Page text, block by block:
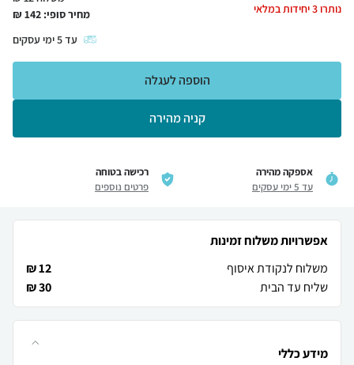
נותרו3יחידות במלאי
מחיר סופי: 142
₪
עד5ימי עסקים
קניה מהירה
הוספה לעגלה
אספקה מהירה
עד 5 ימי עסקים
רכישה בטוחה
פרטים נוספים
אפשרויות משלוח זמינות
משלוח לנקודת איסוף
12 ₪
שליח עד הבית
30 ₪
מידע כללי